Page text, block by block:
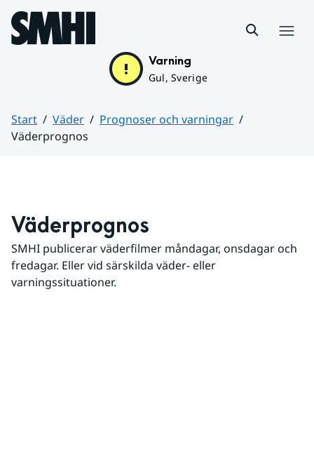
Hoppa till sidans innehåll
Varning
Gul, Sverige
Start Väder
Prognoser och varningar
Väderprognos
Väderprognos
SMHI publicerar väderfilmer måndagar, onsdagar och
fredagar. Eller vid särskilda väder- eller
varningssituationer.